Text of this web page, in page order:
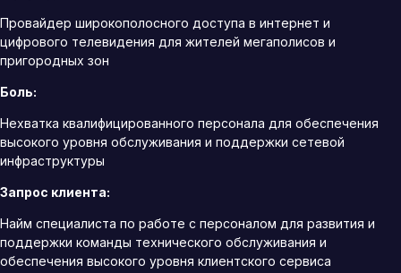
Провайдер широкополосного доступа в интернет и
цифрового телевидения для жителей мегаполисов и
пригородных зон
Боль:
Нехватка квалифицированного персонала для обеспечения
высокого уровня обслуживания и поддержки сетевой
инфраструктуры
Запрос клиента:
Найм специалиста по работе с персоналом для развития и
поддержки команды технического обслуживания и
обеспечения высокого уровня клиентского сервиса